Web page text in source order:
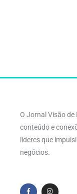
O Jornal Visão
conteúdo e
líderes que
negócios.